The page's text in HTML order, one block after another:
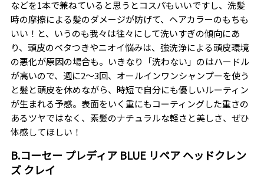
などを1本で兼ねていると思うとコスパもいいですし、洗髪
時の摩擦による髪のダメージが防げて、ヘアカラーのもちも
いい！と、いうのも我々は往々にして洗いすぎの傾向にあ
り、頭皮のベタつきやニオイ悩みは、強洗浄による頭皮環境
の悪化が原因の場合も。いきなり「洗わない」のはハードル
が高いので、週に2〜3回、オールインワンシャンプーを使う
と髪と頭皮を休めながら、時短で自分にも優しいルーティン
が生まれる予感。表面をいく重にもコーティングした重さの
あるツヤではなく、素髪のナチュラルな軽さと美しさ、ぜひ
体感してほしい！
B.コーセー プレディア BLUE リペア ヘッドクレン
ズ クレイ